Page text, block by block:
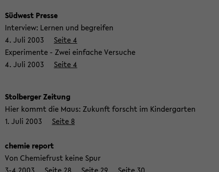
Süd­west Pres­se
In­ter­view: Ler­nen und be­grei­fen
4. Juli 2003 Seite 4
Ex­pe­ri­men­te - Zwei ein­fa­che Ver­su­che
4. Juli 2003 Seite 4
Stol­ber­ger Zei­tung
Hier kommt die Maus: Zu­kunft forscht im Kin­der­gar­ten
1. Juli 2003 Seite 8
che­mie re­port
Von Che­mie­frust keine Spur